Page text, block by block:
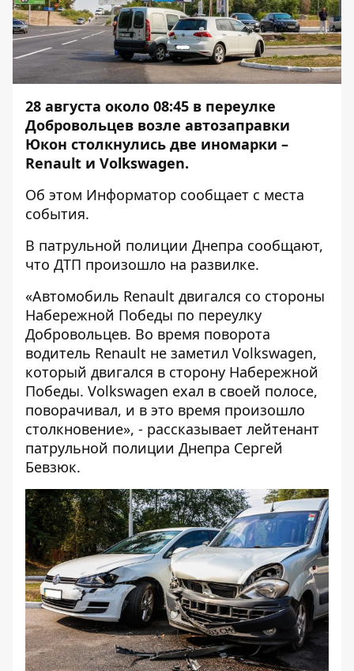
28 августа около 08:45 в переулке
Добровольцев возле автозаправки
Юкон столкнулись две иномарки –
Renault и Volkswagen.
Об этом Информатор сообщает с места
события.
В патрульной полиции Днепра сообщают,
что ДТП произошло на развилке.
«Автомобиль Renault двигался со стороны
Набережной Победы по переулку
Добровольцев. Во время поворота
водитель Renault не заметил Volkswagen,
который двигался в сторону Набережной
Победы. Volkswagen ехал в своей полосе,
поворачивал, и в это время произошло
столкновение», - рассказывает лейтенант
патрульной полиции Днепра Сергей
Бевзюк.